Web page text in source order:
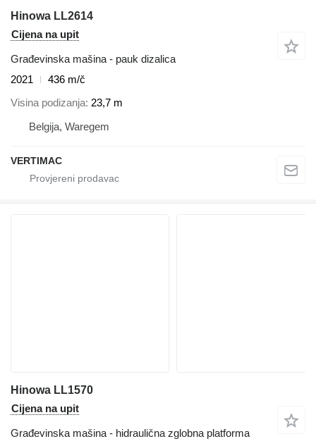
Hinowa LL2614
Cijena na upit
Građevinska mašina - pauk dizalica
2021
436 m/č
Visina podizanja 23,7 m
Belgija, Waregem
VERTIMAC
Hinowa LL1570
Cijena na upit
Građevinska mašina - hidraulična zglobna platforma